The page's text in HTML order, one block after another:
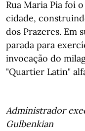
Rua Maria Pia foi
cidade,
dos Prazeres. Em
parada para
invocação do
"Quartier Latin"
Administrador
Gulbenkian